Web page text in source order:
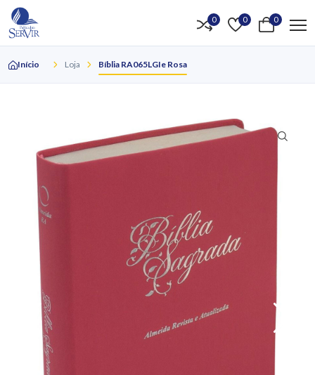
0 0 0
Início Loja Bíblia RA065LGIe Rosa